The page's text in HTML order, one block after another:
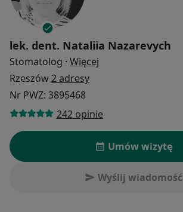
lek. dent. Nataliia Nazarevych
Stomatolog · Więcej
Rzeszów2 adresy
Nr PWZ: 3895468
242 opinie
Umów wizytę
Wyślij wiadomość